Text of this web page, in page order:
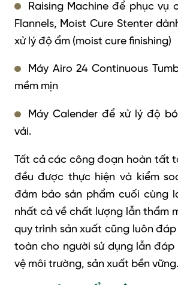
Raising Machine để phục vụ
Flannels, Moist Cure Stenter
xử lý độ ẩm (moist cure finishing)
Máy Airo 24 Continuous
mềm mịn
Máy Calender để xử lý độ
vải.
Tất cả các công đoạn hoàn tất
đều được thực hiện và kiểm
đảm bảo sản phẩm cuối cùng
nhất cả về chất lượng lẫn thẩm
quy trình sản xuất cũng luôn
toàn cho người sử dụng lẫn đáp
vệ môi trường, sản xuất bền vững.